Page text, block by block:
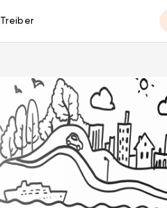
Treiber